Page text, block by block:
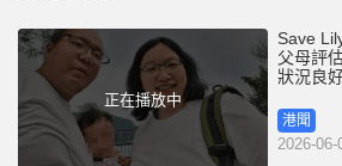
正在播放中
Save
父母評
狀況良
港聞
2026-